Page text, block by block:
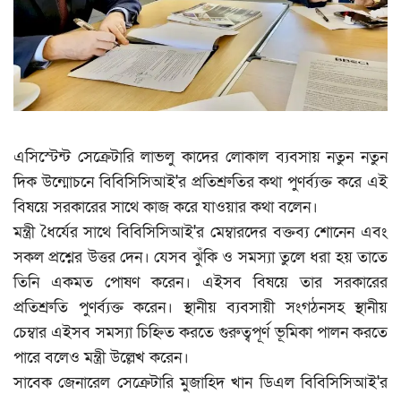
এসিস্টেন্ট সেক্রেটারি লাভলু কাদের লোকাল ব্যবসায় নতুন নতুন
দিক উন্মোচনে বিবিসিসিআই'র প্রতিশ্রুতির কথা পুণর্ব্যক্ত করে এই
বিষয়ে সরকারের সাথে কাজ করে যাওয়ার কথা বলেন।
মন্ত্রী ধৈর্যের সাথে বিবিসিসিআই'র মেম্বারদের বক্তব্য শোনেন এবং
সকল প্রশ্নের উত্তর দেন। যেসব ঝুঁকি ও সমস্যা তুলে ধরা হয় তাতে
তিনি একমত পোষণ করেন। এইসব বিষয়ে তার সরকারের
প্রতিশ্রুতি পুণর্ব্যক্ত করেন। স্থানীয় ব্যবসায়ী সংগঠনসহ স্থানীয়
চেম্বার এইসব সমস্যা চিহ্নিত করতে গুরুত্বপূর্ণ ভূমিকা পালন করতে
পারে বলেও মন্ত্রী উল্লেখ করেন।
সাবেক জেনারেল সেক্রেটারি মুজাহিদ খান ডিএল বিবিসিসিআই'র